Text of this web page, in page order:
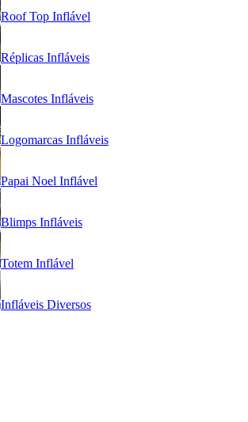
Roof Top Inflável
Réplicas Infláveis
Mascotes Infláveis
Logomarcas Infláveis
Papai Noel Inflável
Blimps Infláveis
Totem Inflável
Infláveis Diversos